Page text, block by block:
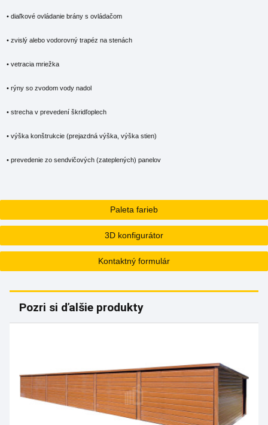
Paleta farieb
3D konfigurátor
Kontaktný formulár
• diaľkové ovládanie brány s ovládačom
• zvislý alebo vodorovný trapéz na stenách
• vetracia mriežka
• rýny so zvodom vody nadol
• strecha v prevedení škridľoplech
• výška konštrukcie (prejazdná výška, výška stien)
• prevedenie zo sendvičových (zateplených) panelov
Pozri si ďalšie produkty